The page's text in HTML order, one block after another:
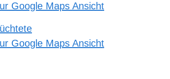
Google Maps Ansicht
Google Maps Ansicht